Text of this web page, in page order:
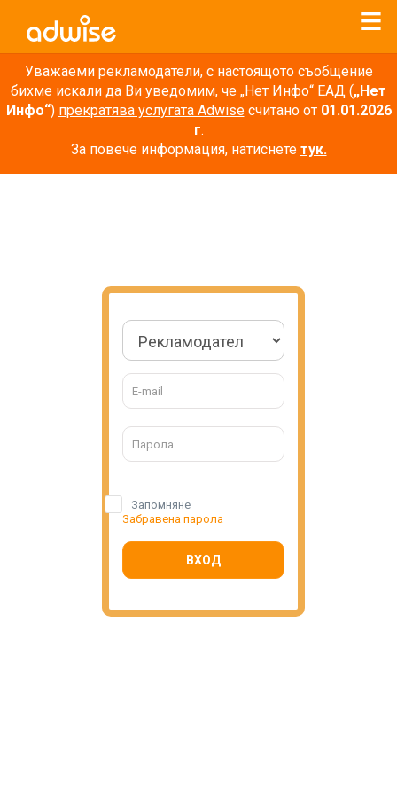
Уважаеми рекламодатели, с настоящото съобщение
бихме искали да Ви уведомим, че „Нет Инфо“ ЕАД („Нет
Инфо“) прекратява услугата Adwiseсчитано от 01.01.2026
г.
За повече информация, натиснете тук.
Запомняне
Забравена парола
ВХОД